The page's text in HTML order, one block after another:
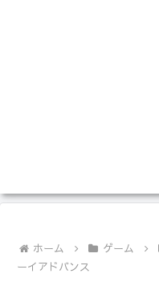
ホーム ゲーム
ーイアドバンス